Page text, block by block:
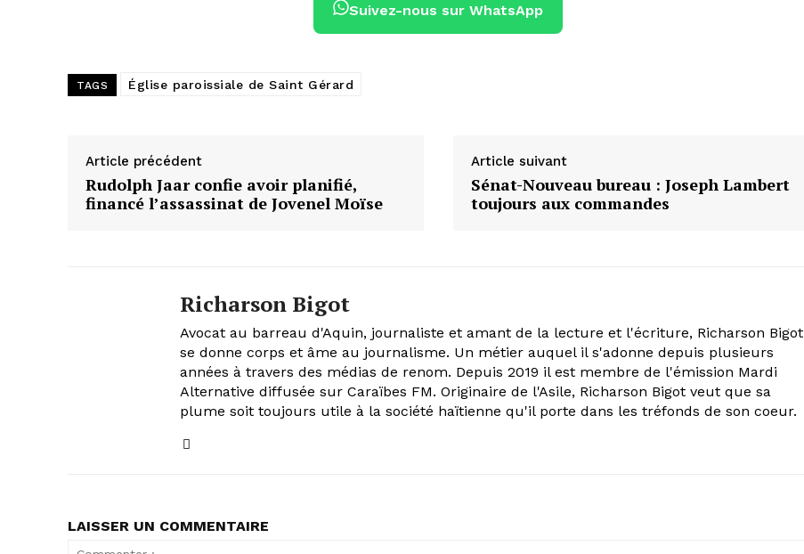
Suivez-nous sur WhatsApp
TAGS Église paroissiale de Saint Gérard
Article précédent
Rudolph Jaar confie avoir planifié,
financé l’assassinat de Jovenel Moïse
Article suivant
Sénat-Nouveau bureau : Joseph Lambert
toujours aux commandes
Richarson Bigot
Avocat au barreau d'Aquin, journaliste et amant de la lecture et l'écriture, Richarson Bigot
se donne corps et âme au journalisme. Un métier auquel il s'adonne depuis plusieurs
années à travers des médias de renom. Depuis 2019 il est membre de l'émission Mardi
Alternative diffusée sur Caraïbes FM. Originaire de l'Asile, Richarson Bigot veut que sa
plume soit toujours utile à la société haïtienne qu'il porte dans les tréfonds de son coeur.
LAISSER UN COMMENTAIRE